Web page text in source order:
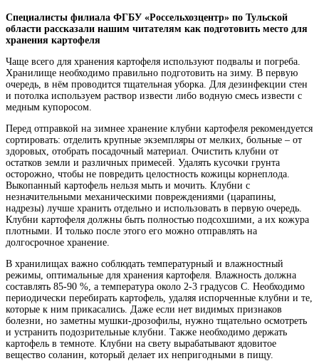
Специалисты филиала ФГБУ «Россельхозцентр» по Тульской
области рассказали нашим читателям как подготовить место для
хранения картофеля
Чаще всего для хранения картофеля используют подвалы и погреба.
Хранилище необходимо правильно подготовить на зиму. В первую
очередь, в нём проводится тщательная уборка. Для дезинфекции стен
и потолка используем раствор извести либо водную смесь извести с
медным купоросом.
Перед отправкой на зимнее хранение клубни картофеля рекомендуется
сортировать: отделить крупные экземпляры от мелких, больные – от
здоровых, отобрать посадочный материал. Очистить клубни от
остатков земли и различных примесей. Удалять кусочки грунта
осторожно, чтобы не повредить целостность кожицы корнеплода.
Выкопанный картофель нельзя мыть и мочить. Клубни с
незначительными механическими повреждениями (царапины,
надрезы) лучше хранить отдельно и использовать в первую очередь.
Клубни картофеля должны быть полностью подсохшими, а их кожура
плотными. И только после этого его можно отправлять на
долгосрочное хранение.
В хранилищах важно соблюдать температурный и влажностный
режимы, оптимальные для хранения картофеля. Влажность должна
составлять 85-90 %, а температура около 2-3 градусов С. Необходимо
периодически перебирать картофель, удаляя испорченные клубни и те,
которые к ним прикасались. Даже если нет видимых признаков
болезни, но заметны мушки-дрозофилы, нужно тщательно осмотреть
и устранить подозрительные клубни. Также необходимо держать
картофель в темноте. Клубни на свету вырабатывают ядовитое
вещество соланин, который делает их непригодными в пищу.